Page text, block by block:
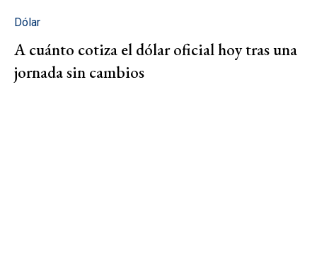
Dólar
A cuánto cotiza el dólar oficial hoy tras una
jornada sin cambios